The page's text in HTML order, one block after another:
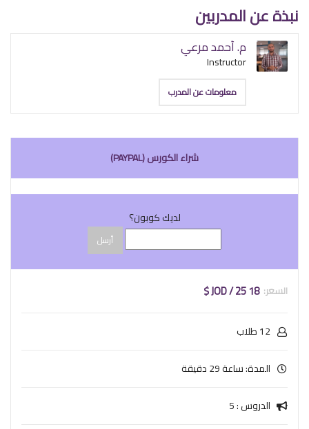
نبذة عن المدربين
م. أحمد مرعي
Instructor
معلومات عن المدرب
شراء الكورس (PAYPAL)
لديك كوبون؟
أرسل
18 JOD / 25 $
12 طلاب
المدة: ساعة 29 دقيقة
الدروس : 5